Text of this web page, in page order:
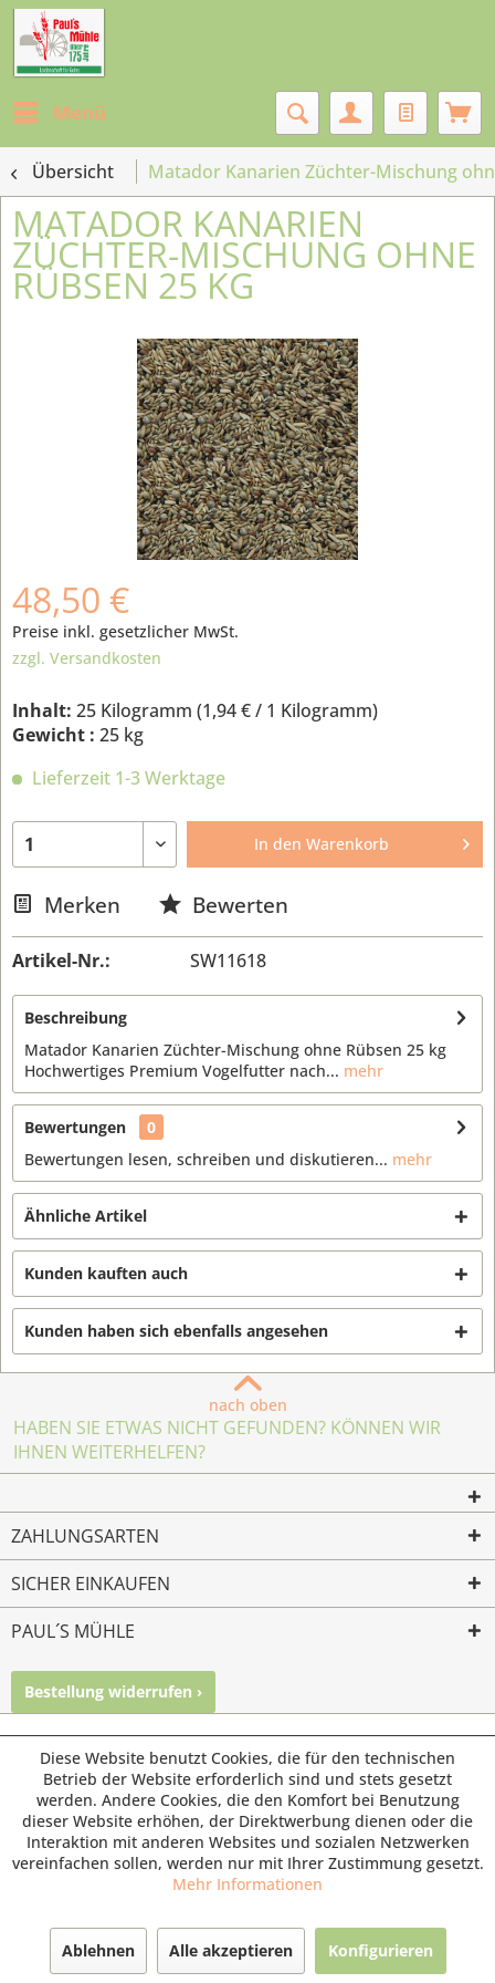
Menü
Übersicht Matador Kanarien Züchter-Mischung
MATADOR KANARIEN
ZÜCHTER-MISCHUNG OHNE
RÜBSEN 25 KG
48,50 €
Preise inkl. gesetzlicher MwSt.
zzgl. Versandkosten
Inhalt: 25 Kilogramm (1,94 €/ 1 Kilogramm)
Gewicht : 25 kg
Lieferzeit 1-3 Werktage
In den Warenkorb
Merken Bewerten
Artikel-Nr.: SW11618
Beschreibung
Matador Kanarien Züchter-Mischung ohne Rübsen 25 kg
Hochwertiges Premium Vogelfutter nach... mehr
Bewertungen
0
Bewertungen lesen, schreiben und diskutieren... mehr
Ähnliche Artikel
Kunden kauften auch
Kunden haben sich ebenfalls angesehen
nach oben
HABEN SIE ETWAS NICHT GEFUNDEN? KÖNNEN WIR
IHNEN WEITERHELFEN?
ZAHLUNGSARTEN
SICHER EINKAUFEN
PAUL´S MÜHLE
Bestellung widerrufen ›
© Paul's Mühle | Inhaber: Christof Paul e.K. | Westring 2 |
45659 Recklinghausen
Fax: 02361 -28831 | E-Mail: info@pauls-muehle.de
Diese Website benutzt Cookies, die für den technischen
Betrieb der Website erforderlich sind und stets gesetzt
werden. Andere Cookies, die den Komfort bei Benutzung
dieser Website erhöhen, der Direktwerbung dienen oder die
Interaktion mit anderen Websites und sozialen Netzwerken
vereinfachen sollen, werden nur mit Ihrer Zustimmung gesetzt.
Mehr Informationen
Ablehnen Alle akzeptieren Konfigurieren